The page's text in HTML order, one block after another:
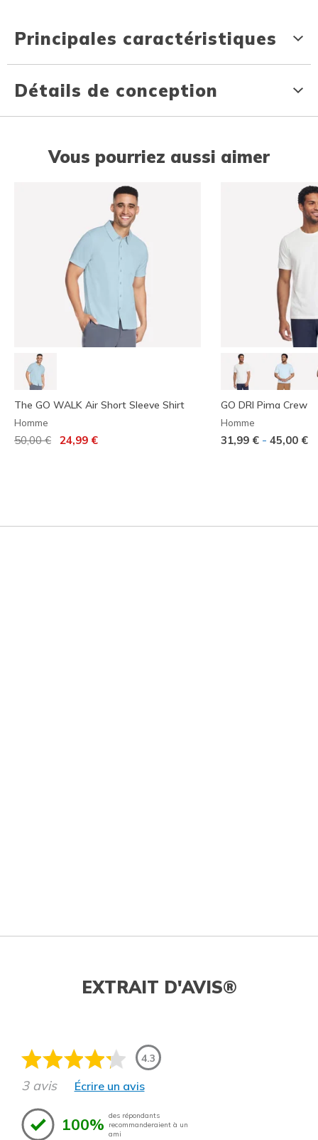
Principales caractéristiques
Détails de conception
Vous pourriez aussi aimer
The GO WALK Air Short Sleeve Shirt
Homme
Prix réduit de
50,00 € 24,99 €
GO DRI Pima Crew
Homme
31,99 € - 45,00 €
EXTRAIT D'AVIS®
4.3
3 avis Écrire un avis
100% des répondants
recommanderaient à un
ami